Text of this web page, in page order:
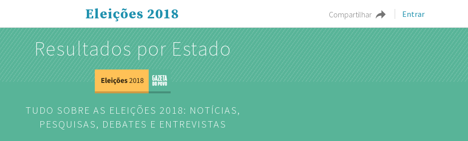
Compartilhar Entrar
Eleições 2018
Resultados por Estado
TUDO SOBRE AS ELEIÇÕES 2018: NOTÍCIAS,
PESQUISAS, DEBATES E ENTREVISTAS